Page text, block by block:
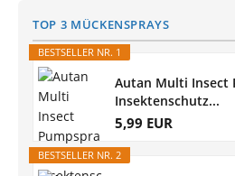
TOP 3 MÜCKENSPRAYS
BESTSELLER NR. 1
Autan Multi Insect
Insektenschutz...
5,99 EUR
BESTSELLER NR. 2